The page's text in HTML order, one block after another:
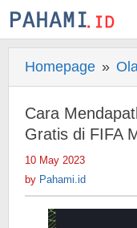
Skip
to
Homepage »
Cara
Gratis di FIFA
10 May 2023
by Pahami.id